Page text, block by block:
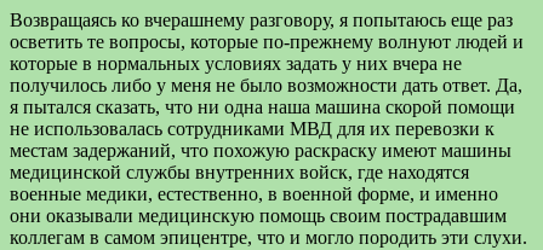
Возвращаясь ко вчерашнему разговору, я попытаюсь еще раз
осветить те вопросы, которые по-прежнему волнуют людей и
которые в нормальных условиях задать у них вчера не
получилось либо у меня не было возможности дать ответ. Да,
я пытался сказать, что ни одна наша машина скорой помощи
не использовалась сотрудниками МВД для их перевозки к
местам задержаний, что похожую раскраску имеют машины
медицинской службы внутренних войск, где находятся
военные медики, естественно, в военной форме, и именно
они оказывали медицинскую помощь своим пострадавшим
коллегам в самом эпицентре, что и могло породить эти слухи.